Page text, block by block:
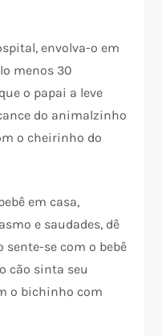
envolva-o em
menos 30
o papai a leve
do animalzinho
o cheirinho do
em casa,
e saudades, dê
sente-se com o bebê
cão sinta seu
o bichinho com